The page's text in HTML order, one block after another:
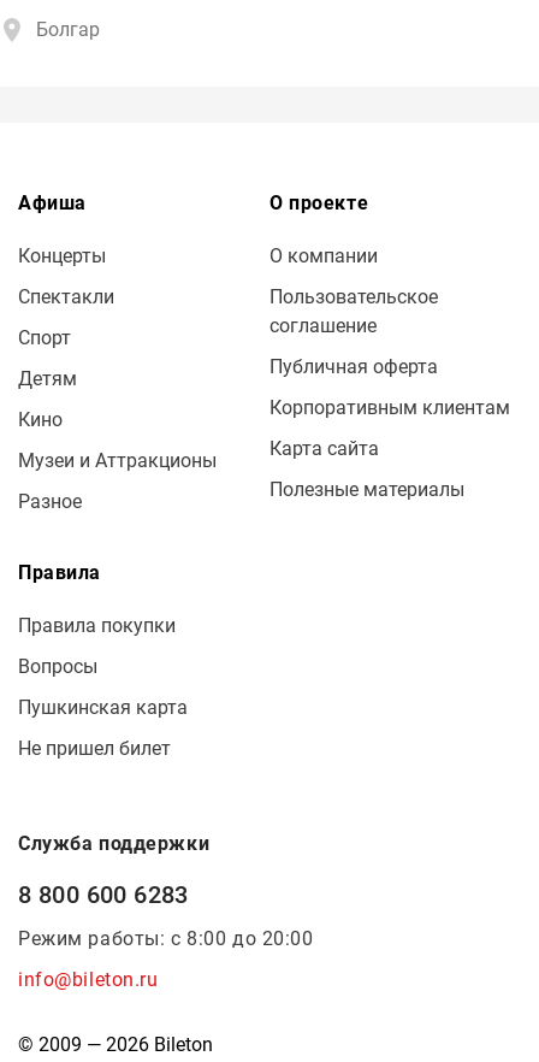
Болгар
Афиша
Концерты
Спектакли
Спорт
Детям
Кино
Музеи и Аттракционы
Разное
О проекте
О компании
Пользовательское
соглашение
Публичная оферта
Корпоративным клиентам
Карта сайта
Полезные материалы
Правила
Правила покупки
Вопросы
Пушкинская карта
Не пришел билет
Служба поддержки
8 800 600 6283
Режим работы: с 8:00 до 20:00
info@bileton.ru
© 2009 — 2026 Bileton